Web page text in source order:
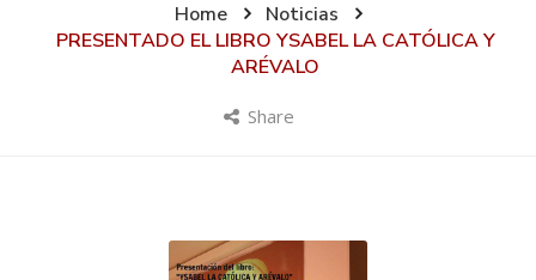
Home
Noticias
PRESENTADO EL LIBRO YSABEL LA CATÓLICA Y
ARÉVALO
Share